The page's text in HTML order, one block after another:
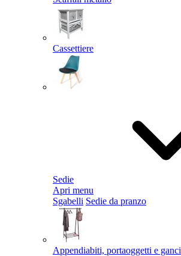
Cassettiere
Sedie
Apri menu
Sgabelli Sedie da pranzo
Appendiabiti, portaoggetti e ganci